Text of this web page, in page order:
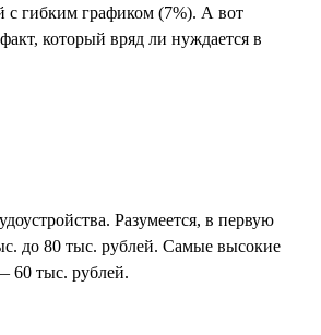
с гибким графиком (7%). А вот
который вряд ли нуждается в
Разумеется, в первую
до 80 тыс. рублей. Самые высокие
60 тыс. рублей.